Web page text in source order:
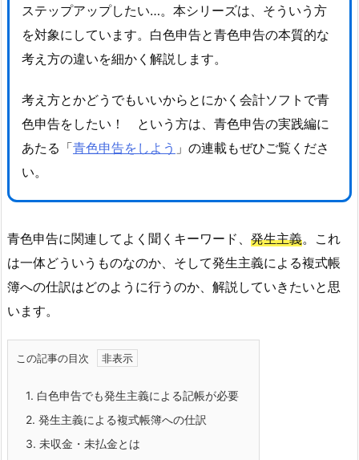
ステップアップしたい…。本シリーズは、そういう方
を対象にしています。白色申告と青色申告の本質的な
考え方の違いを細かく解説します。
考え方とかどうでもいいからとにかく会計ソフトで青
色申告をしたい！ という方は、青色申告の実践編に
あたる「青色申告をしよう 」の連載もぜひご覧くださ
い。
青色申告に関連してよく聞くキーワード、 発生主義。これ
は一体どういうものなのか、そして発生主義による複式帳
簿への仕訳はどのように行うのか、解説していきたいと思
います。
この記事の目次
1. 白色申告でも発生主義による記帳が必要
2. 発生主義による複式帳簿への仕訳
3. 未収金・未払金とは